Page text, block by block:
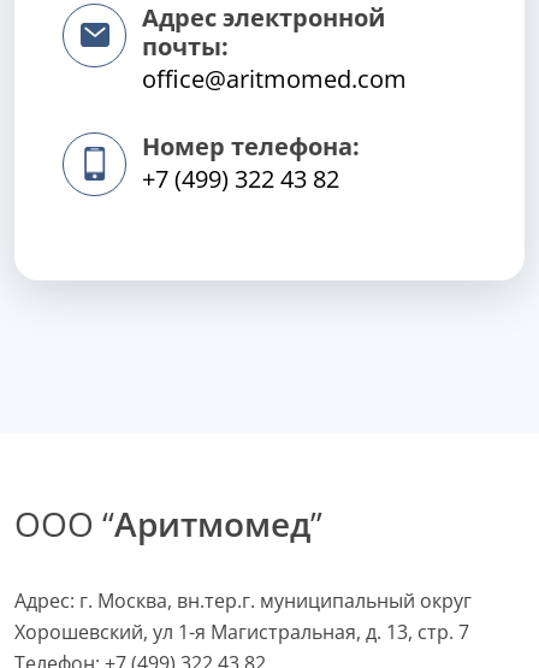
Адрес электронной
почты:
office@aritmomed.com
Номер телефона:
+7 (499) 322 43 82
ООО “Аритмомед”
Адрес: г. Москва, вн.тер.г. муниципальный округ
Хорошевский, ул 1-я Магистральная, д. 13, стр. 7